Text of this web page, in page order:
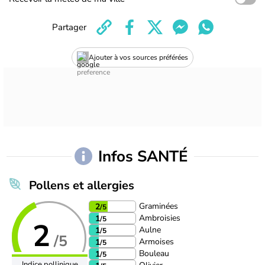
Ajouter à vos sources préférées
Partager
Infos SANTÉ
Pollens et allergies
2 /5
2/5
Graminées
1/5
Ambroisies
1/5
Aulne
1/5
Armoises
1/5
Bouleau